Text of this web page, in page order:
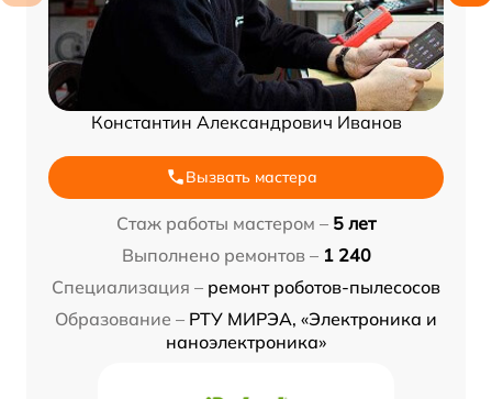
Константин Александрович Иванов
Вызвать мастера
Стаж работы мастером – 5 лет
Выполнено ремонтов – 1 240
Специализация – ремонт роботов-пылесосов
Образование – РТУ МИРЭА, «Электроника и
наноэлектроника»